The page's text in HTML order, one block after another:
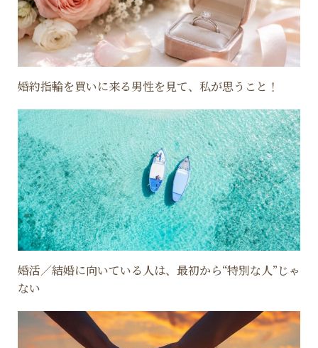
婚約指輪を買いに来る男性を見て、私が思うこと！
婚活／結婚に向いている人は、最初から“特別な人”じゃ
ない